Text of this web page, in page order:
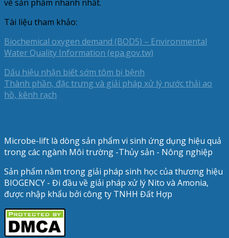
về sản phẩm nhanh nhất.
Tài liệu tham khảo:
Biochemical oxygen demand (BOD5) – Environmental
Water Quality Information (epa.gov.tw)
Dấu hiệu nhận biết sớm tôm bị bệnh
Thành phần, đặc trưng và giải pháp xử lý nước thải ao
hồ, kênh rạch
Microbe-lift là dòng sản phẩm vi sinh ứng dụng hiệu quả
trong các ngành Môi trường -Thủy sản - Nông nghiệp
Sản phẩm nằm trong giải pháp sinh học của thương hiệu
BIOGENCY - Đi đầu về giải pháp xử lý Nito và Amonia,
được nhập khẩu bởi công ty TNHH Đất Hợp